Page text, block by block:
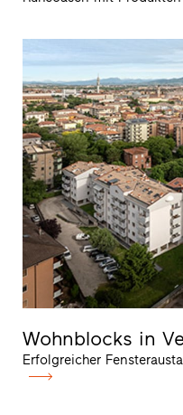
Wohnblocks in
Erfolgreicher